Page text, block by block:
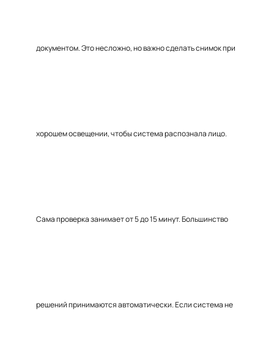
документом. Это несложно, но важно сделать снимок при
хорошем освещении, чтобы система распознала лицо.
Сама проверка занимает от 5 до 15 минут. Большинство
решений принимаются автоматически. Если система не